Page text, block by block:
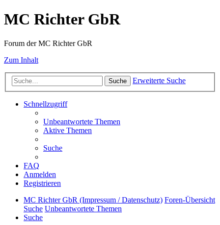
MC Richter GbR
Forum der MC Richter GbR
Zum Inhalt
Suche Erweiterte Suche
Schnellzugriff
Unbeantwortete Themen
Aktive Themen
Suche
FAQ
Anmelden
Registrieren
MC Richter GbR (Impressum / Datenschutz) Foren-Übersicht
Suche Unbeantwortete Themen
Suche